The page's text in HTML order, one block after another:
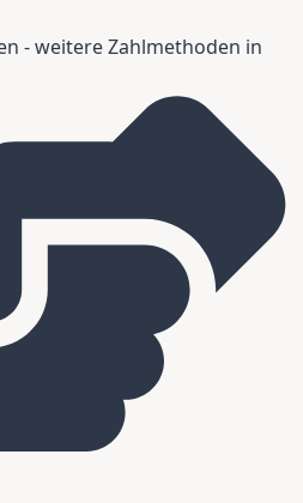
- weitere Zahlmethoden in